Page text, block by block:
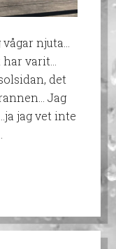
njuta...
varit...
det
Jag
jag vet inte